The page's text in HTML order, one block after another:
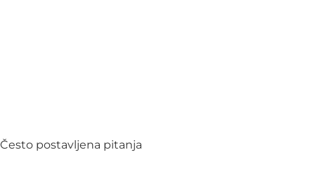
Često postavljena pitanja